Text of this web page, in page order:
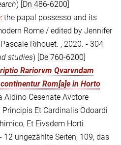
) [Dn 486-6200]
: the papal possesso and its
Rome / edited by Jennifer
Rihouet. , 2020. - 304
studies) [De 760-6200]
Rariorvm Qvarvndam
Rom[a]e in Horto
Aldino Cesenate Avctore
Principis Et Cardinalis Odoardi
Et Eivsdem Horti
12 ungezählte Seiten, 109, das